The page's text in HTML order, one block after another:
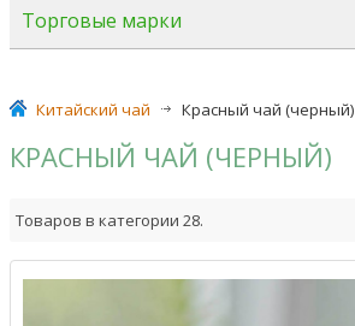
Торговые марки
Китайский чай >
Красный чай (черный)
КРАСНЫЙ ЧАЙ (ЧЕРНЫЙ)
Товаров в категории 28.